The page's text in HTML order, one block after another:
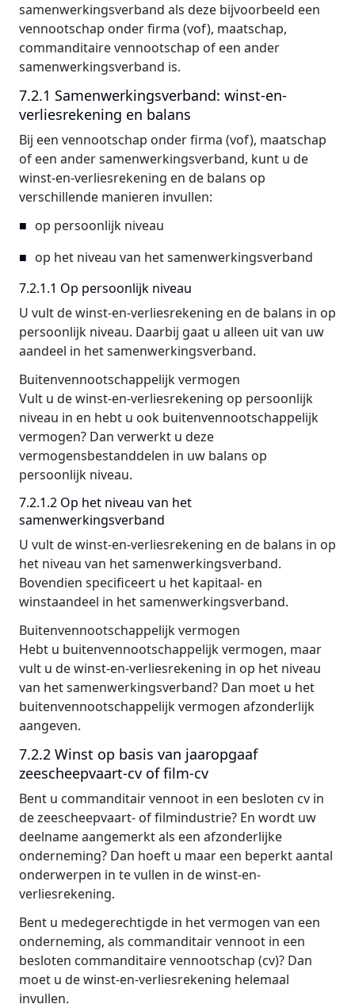
samenwerkingsverband als deze bijvoorbeeld een
vennootschap onder firma (vof), maatschap,
commanditaire vennootschap of een ander
samenwerkingsverband is.
7.2.1 Samenwerkingsverband: winst-en-
verliesrekening en balans
Bij een vennootschap onder firma (vof), maatschap
of een ander samenwerkingsverband, kunt u de
winst-en-verliesrekening en de balans op
verschillende manieren invullen:
op persoonlijk niveau
op het niveau van het samenwerkingsverband
7.2.1.1 Op persoonlijk niveau
U vult de winst-en-verliesrekening en de balans in op
persoonlijk niveau. Daarbij gaat u alleen uit van uw
aandeel in het samenwerkingsverband.
Buitenvennootschappelijk vermogen
Vult u de winst-en-verliesrekening op persoonlijk
niveau in en hebt u ook buitenvennootschappelijk
vermogen? Dan verwerkt u deze
vermogensbestanddelen in uw balans op
persoonlijk niveau.
7.2.1.2 Op het niveau van het
samenwerkingsverband
U vult de winst-en-verliesrekening en de balans in op
het niveau van het samenwerkingsverband.
Bovendien specificeert u het kapitaal- en
winstaandeel in het samenwerkingsverband.
Buitenvennootschappelijk vermogen
Hebt u buitenvennootschappelijk vermogen, maar
vult u de winst-en-verliesrekening in op het niveau
van het samenwerkingsverband? Dan moet u het
buitenvennootschappelijk vermogen afzonderlijk
aangeven.
7.2.2 Winst op basis van jaaropgaaf
zeescheepvaart-cv of film-cv
Bent u commanditair vennoot in een besloten cv in
de zeescheepvaart- of filmindustrie? En wordt uw
deelname aangemerkt als een afzonderlijke
onderneming? Dan hoeft u maar een beperkt aantal
onderwerpen in te vullen in de winst-en-
verliesrekening.
Bent u medegerechtigde in het vermogen van een
onderneming, als commanditair vennoot in een
besloten commanditaire vennootschap (cv)? Dan
moet u de winst-en-verliesrekening helemaal
invullen.